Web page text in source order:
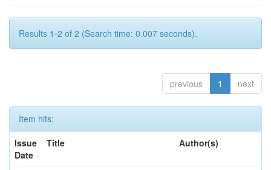
Results 1-2 of 2 (Search time: 0.007 seconds).
previous 1 next
Item hits:
Issue
Date
Title Author(s)